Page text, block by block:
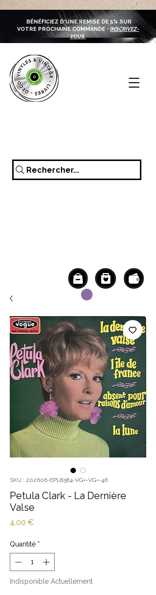
BÉNÉFICIEZ D'UNE REMISE DE 5% SUR
VOTRE PROCHAINE COMMANDE • INSCRIVEZ-
VOUS
Rechercher...
SKU : 202606-EPL8584-VG+-VG+-46
Petula Clark - La Dernière
Valse
4,00 €Prix
Quantité *
Indisponible Actuellement